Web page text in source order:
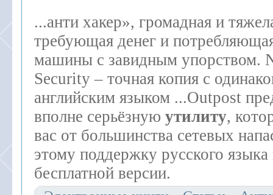
...анти хакер», громадная и
требующая денег и
машины с завидным упорством.
Security – точная копия с
английским языком ...Outpost
вполне серьёзную утилиту,
вас от большинства сетевых
этому поддержку русского
бесплатной версии.